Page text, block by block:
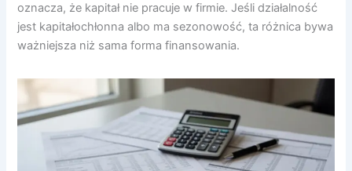
oznacza, że kapitał nie pracuje w firmie. Jeśli działalność
jest kapitałochłonna albo ma sezonowość, ta różnica bywa
ważniejsza niż sama forma finansowania.